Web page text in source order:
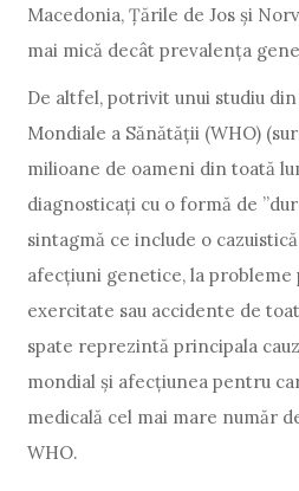
Macedonia, Țările de Jos și
mai mică decât prevalența
De altfel, potrivit unui studiu
Mondiale a Sănătății (WHO)
milioane de oameni din toată
diagnosticați cu o formă de
sintagmă ce include o
afecțiuni genetice, la
exercitate sau accidente de
spate reprezintă principala
mondial și afecțiunea pentru
medicală cel mai mare număr
WHO.